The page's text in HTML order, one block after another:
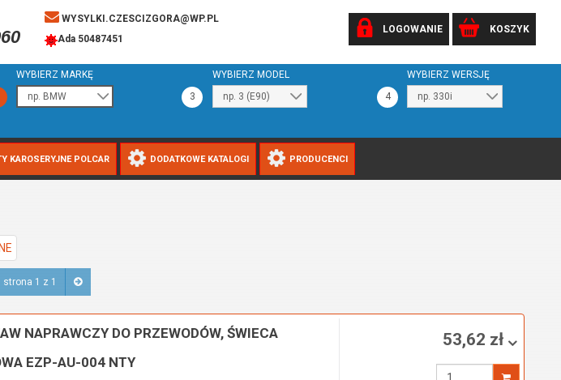
WYSYLKI.CZESCIZGORA@WP.PL
Ada 50487451
KOSZYK
LOGOWANIE
WYBIERZ MARKĘ
3
WYBIERZ MODEL
4
WYBIERZ WERSJĘ
KAROSERYJNE POLCAR DODATKOWE KATALOGI PRODUCENCI
strona 1 z 1
NAPRAWCZY DO PRZEWODÓW, ŚWIECA
EZP-AU-004 NTY
53,62 zł
Wprowadź